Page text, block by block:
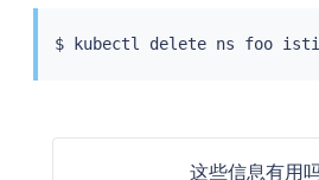
$ kubectl
这些信息有用